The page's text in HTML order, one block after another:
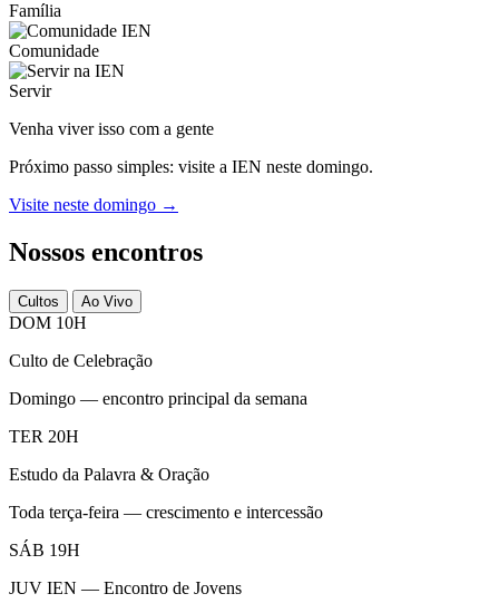
Família
Comunidade
Servir
Venha viver isso com a gente
Próximo passo simples: visite a IEN neste domingo.
Visite neste domingo →
Nossos encontros
Cultos Ao Vivo
DOM 10H
Culto de Celebração
Domingo — encontro principal da semana
TER 20H
Estudo da Palavra & Oração
Toda terça-feira — crescimento e intercessão
SÁB 19H
JUV IEN — Encontro de Jovens